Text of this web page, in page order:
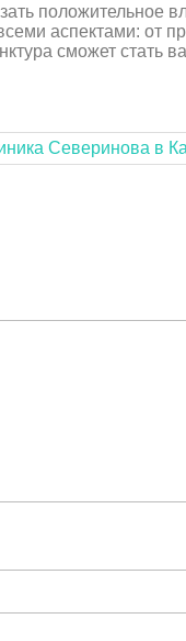
аспектами: от
сможет
Северинова в